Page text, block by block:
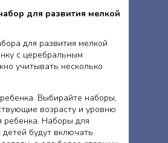
для развития мелкой
для развития мелкой
с церебральным
учитывать несколько
Выбирайте наборы,
возрасту и уровню
ребенка. Наборы для
будут включать